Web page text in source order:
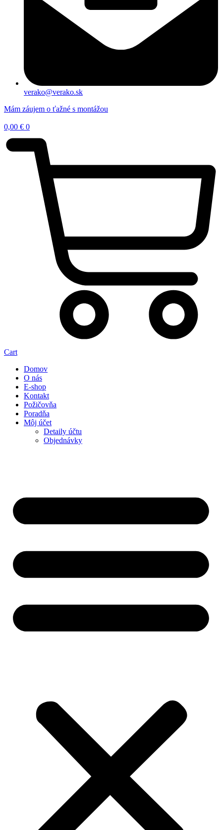
verako@verako.sk
Mám záujem o ťažné s montážou
0,00 € 0
Cart
Domov
O nás
E-shop
Kontakt
Požičovňa
Poradňa
Môj účet
Detaily účtu
Objednávky